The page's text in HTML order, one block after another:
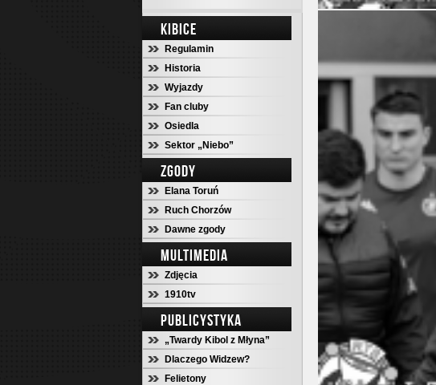
KIBICE
Regulamin
Historia
Wyjazdy
Fan cluby
Osiedla
Sektor „Niebo”
ZGODY
Elana Toruń
Ruch Chorzów
Dawne zgody
MULTIMEDIA
Zdjęcia
1910tv
PUBLICYSTYKA
„Twardy Kibol z Młyna”
Dlaczego Widzew?
Felietony